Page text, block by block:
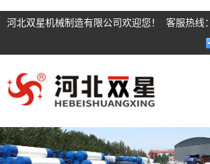
河北双星机械制造有限公司欢迎您！ 客服热线：